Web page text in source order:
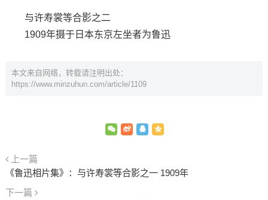
与许寿裳等合影之二
1909年摄于日本东京左坐者为鲁迅
本文来自网络，转载请注明出处：
https://www.minzuhun.com/article/1109
上一篇
《鲁迅相片集》：与许寿裳等合影之一 1909年
下一篇